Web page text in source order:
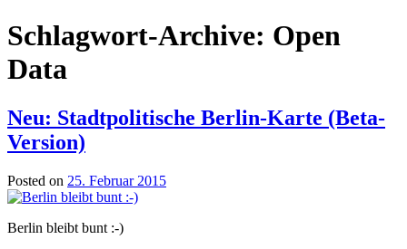
Schlagwort-Archive: Open
Data
Neu: Stadtpolitische Berlin-Karte (Beta-
Version)
Posted on 25. Februar 2015
Berlin bleibt bunt :-)